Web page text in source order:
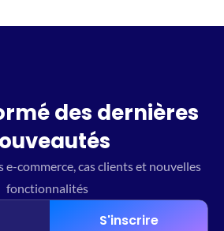
des dernières
e-commerce, cas clients et nouvelles
fonctionnalités
S'inscrire